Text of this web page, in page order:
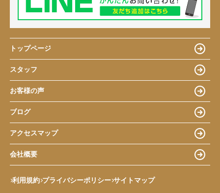
トップページ
スタッフ
お客様の声
ブログ
アクセスマップ
会社概要
利用規約 プライバシーポリシー サイトマップ